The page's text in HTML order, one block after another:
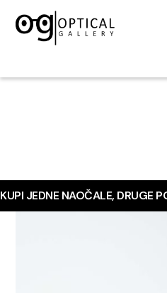
KUPI JEDNE NAOČALE, DRUGE